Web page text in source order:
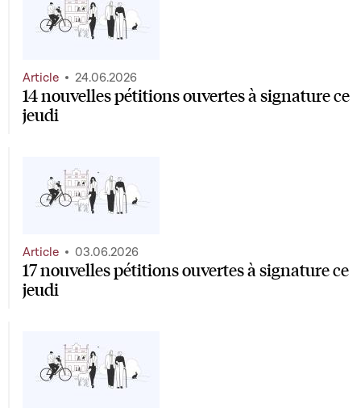
14 nouvelles pétitions ouvertes à signature ce
jeudi
Article 24.06.2026
17 nouvelles pétitions ouvertes à signature ce
jeudi
Article 03.06.2026